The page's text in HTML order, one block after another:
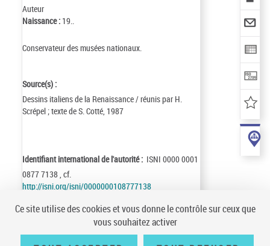
Auteur
Naissance : 19..
Conservateur des musées nationaux.
Source(s) :
Dessins italiens de la Renaissance / réunis par H.
Scrépel ; texte de S. Cotté, 1987
Identifiant international de l'autorité : ISNI 0000 0001
0877 7138 , cf.
http://isni.org/isni/0000000108777138
Notice n° :FRBNF11897836
Mise à jour :08/05/19
Ce site utilise des cookies et vous donne le contrôle sur ceux que
vous souhaitez activer